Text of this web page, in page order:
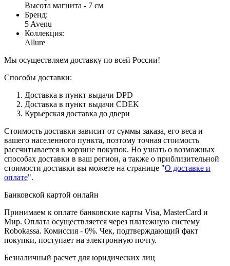
Высота магнита - 7 см
Бренд:
5 Avenu
Коллекция:
Allure
Мы осуществляем доставку по всей России!
Способы доставки:
Доставка в пункт выдачи DPD
Доставка в пункт выдачи CDEK
Курьерская доставка до двери
Стоимость доставки зависит от суммы заказа, его веса и
вашего населенного пункта, поэтому точная стоимость
рассчитывается в корзине покупок. Но узнать о возможных
способах доставки в ваш регион, а также о приблизительной
стоимости доставки вы можете на странице "О доставке и
оплате".
Банковской картой онлайн
Принимаем к оплате банковские карты Visa, MasterCard и
Мир. Оплата осуществляется через платежную систему
Robokassa. Комиссия - 0%. Чек, подтверждающий факт
покупки, поступает на электронную почту.
Безналичный расчет для юридических лиц